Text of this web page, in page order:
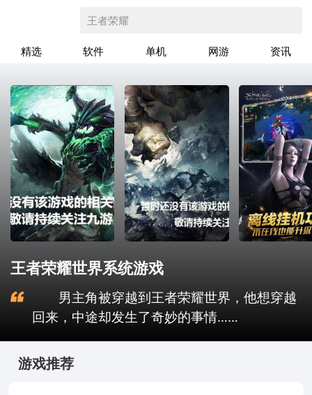
王者荣耀
精选 软件 单机 网游 资讯
王者荣耀世界系统游戏
男主角被穿越到王者荣耀世界，他想穿越
回来，中途却发生了奇妙的事情……
游戏推荐